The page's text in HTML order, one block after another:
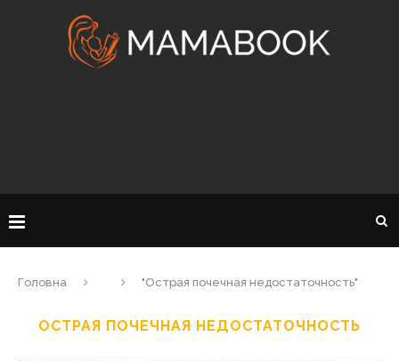
Головна "Острая почечная недостаточность"
ОСТРАЯ ПОЧЕЧНАЯ НЕДОСТАТОЧНОСТЬ